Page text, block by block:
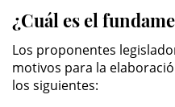
Robo
Delitos de
¿Cuál es el
Los proponentes
motivos para la
los siguientes: